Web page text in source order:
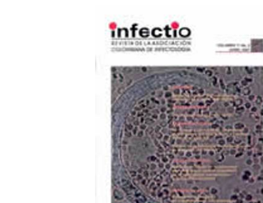
Barra
lateral
del
artículo